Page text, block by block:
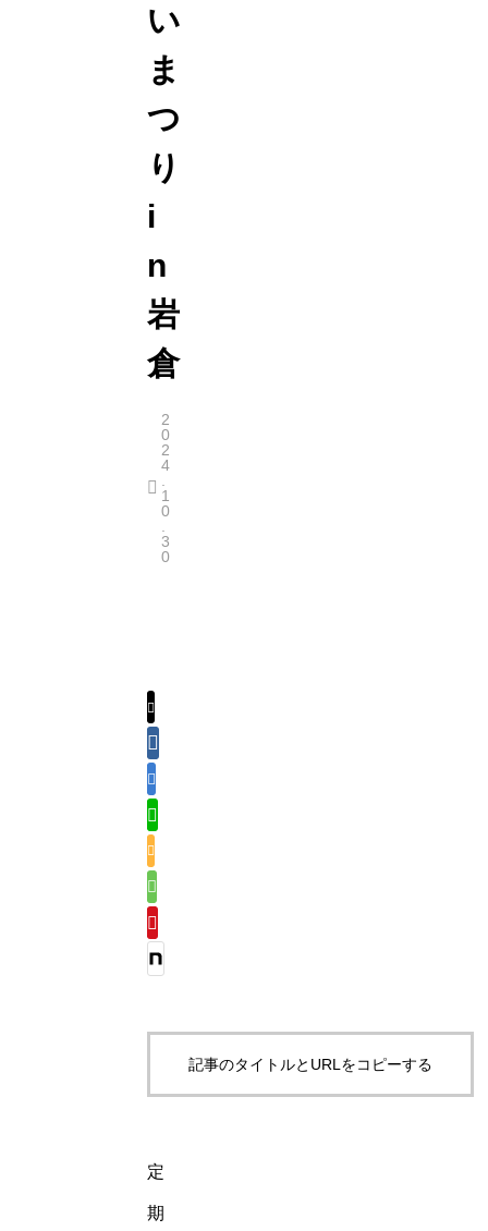
い
ま
つ
り
i
n
岩
倉
2
0
2
4
1
0
3
0
記事のタイトルとURLをコピーする
定
期